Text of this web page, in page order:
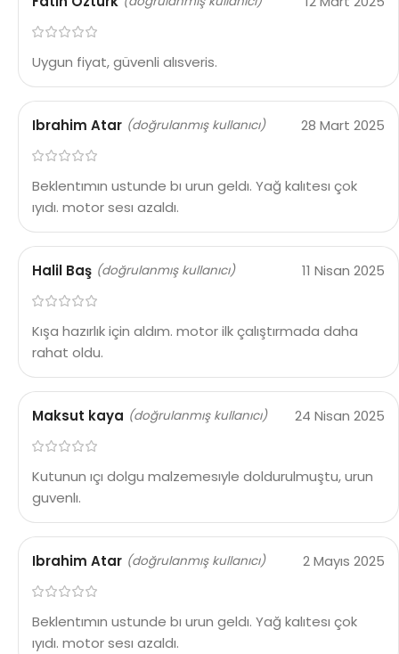
Uygun fiyat, güvenli alısveris.
Ibrahim Atar (doğrulanmış kullanıcı) 28 Mart 2025
Beklentımın ustunde bı urun geldı. Yağ kalıtesı çok
ıyıdı. motor sesı azaldı.
Halil Baş (doğrulanmış kullanıcı) 11 Nisan 2025
Kışa hazırlık için aldım. motor ilk çalıştırmada daha
rahat oldu.
Maksut kaya (doğrulanmış kullanıcı) 24 Nisan 2025
Kutunun ıçı dolgu malzemesıyle doldurulmuştu, urun
guvenlı.
Ibrahim Atar (doğrulanmış kullanıcı) 2 Mayıs 2025
Beklentımın ustunde bı urun geldı. Yağ kalıtesı çok
ıyıdı. motor sesı azaldı.